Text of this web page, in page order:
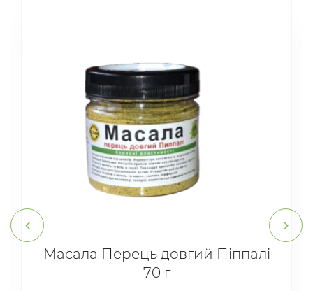
Масала Перець довгий Піппалі
70 г